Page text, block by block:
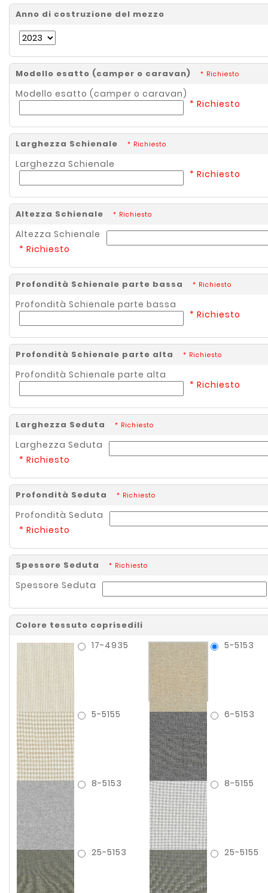
Anno di costruzione del mezzo
Modello esatto (camper o caravan) * Richiesto
Modello esatto (camper o caravan)
* Richiesto
Larghezza Schienale * Richiesto
Larghezza Schienale
* Richiesto
Altezza Schienale * Richiesto
Altezza Schienale
* Richiesto
Profondità Schienale parte bassa * Richiesto
Profondità Schienale parte bassa
* Richiesto
Profondità Schienale parte alta * Richiesto
Profondità Schienale parte alta
* Richiesto
Larghezza Seduta * Richiesto
Larghezza Seduta
* Richiesto
Profondità Seduta * Richiesto
Profondità Seduta
* Richiesto
Spessore Seduta * Richiesto
Spessore Seduta
Colore tessuto coprisedili
17-4935 5-5153
5-5155 6-5153
8-5153 8-5155
25-5153 25-5155